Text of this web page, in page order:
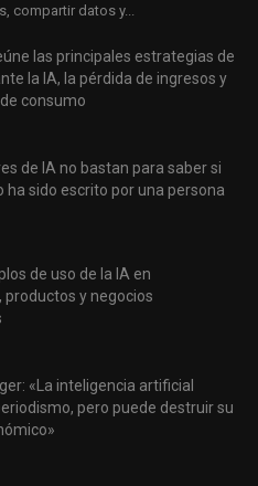
compartir datos y...
las principales estrategias de
la IA, la pérdida de ingresos y
consumo
de IA no bastan para saber si
ha sido escrito por una persona
de uso de la IA en
productos y negocios
«La inteligencia artificial
pero puede destruir su